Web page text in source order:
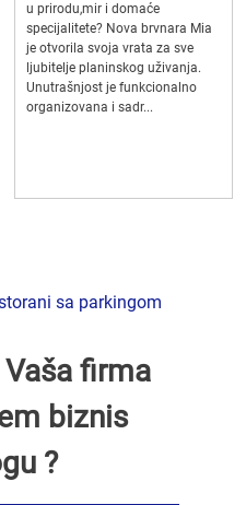
u prirodu,mir i domaće
specijalitete? Nova brvnara Mia
je otvorila svoja vrata za sve
ljubitelje planinskog uživanja.
Unutrašnjost je funkcionalno
organizovana i sadr...
sa parkingom
firma
biznis
?